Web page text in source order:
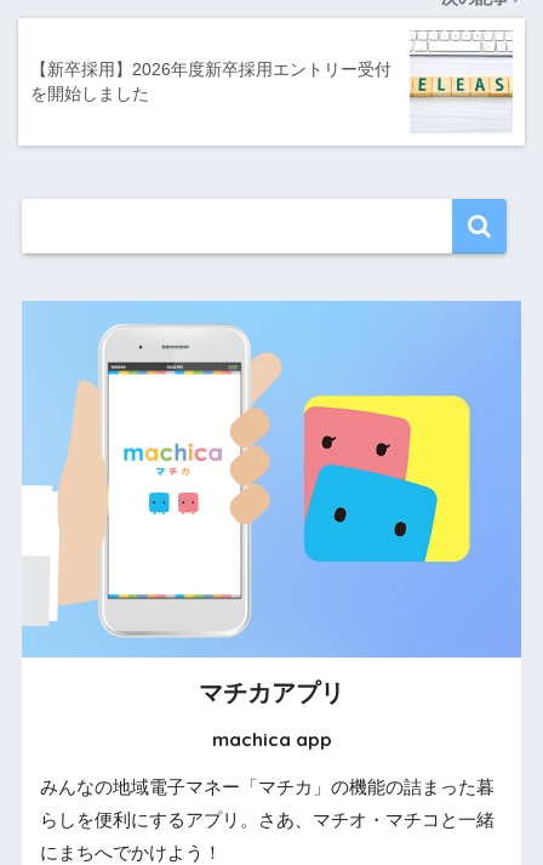
【新卒採用】2026年度新卒採用エントリー受付
を開始しました
マチカアプリ
machica app
みんなの地域電子マネー「マチカ」の機能の詰まった暮
らしを便利にするアプリ。さあ、マチオ・マチコと一緒
にまちへでかけよう！